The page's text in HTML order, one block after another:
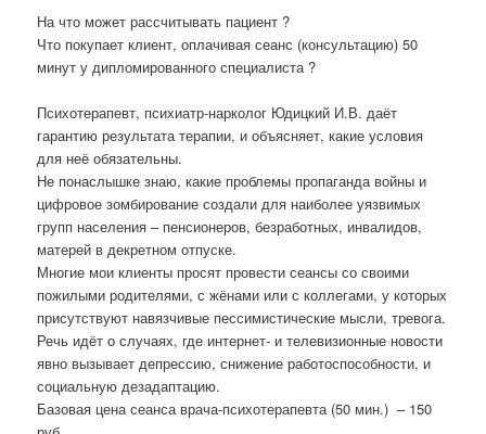
На что может рассчитывать пациент ?
Что покупает клиент, оплачивая сеанс (консультацию) 50
минут у дипломированного специалиста ?
Психотерапевт, психиатр-нарколог Юдицкий И.В. даёт
гарантию результата терапии, и объясняет, какие условия
для неё обязательны.
Не понаслышке знаю, какие проблемы пропаганда войны и
цифровое зомбирование создали для наиболее уязвимых
групп населения – пенсионеров, безработных, инвалидов,
матерей в декретном отпуске.
Многие мои клиенты просят провести сеансы со своими
пожилыми родителями, с жёнами или с коллегами, у которых
присутствуют навязчивые пессимистические мысли, тревога.
Речь идёт о случаях, где интернет- и телевизионные новости
явно вызывает депрессию, снижение работоспособности, и
социальную дезадаптацию.
Базовая цена сеанса врача-психотерапевта (50 мин.) – 150